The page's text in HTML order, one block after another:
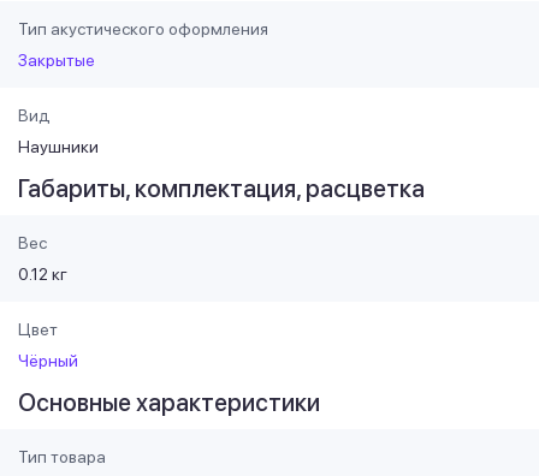
Тип акустического оформления
Закрытые
Вид
Наушники
Габариты, комплектация, расцветка
Вес
0.12 кг
Цвет
Чёрный
Основные характеристики
Тип товара